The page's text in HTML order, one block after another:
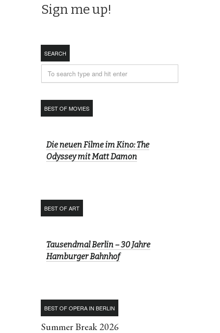
SEARCH
BEST OF MOVIES
Die neuen Filme im Kino: The
Odyssey mit Matt Damon
BEST OF ART
Tausendmal Berlin – 30 Jahre
Hamburger Bahnhof
BEST OF OPERA IN BERLIN
Summer Break 2026